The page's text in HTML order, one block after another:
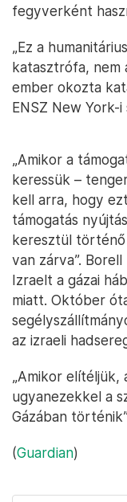
fegyverként
„Ez a
katasztrófa, nem
ember okozta
ENSZ New York-
„Amikor a
keressük –
kell arra, hogy
támogatás
keresztül történő
van zárva”.
Izraelt a gázai
miatt. Október
az izraeli
„Amikor elítéljük,
ugyanezekkel a
Gázában
(Guardian)